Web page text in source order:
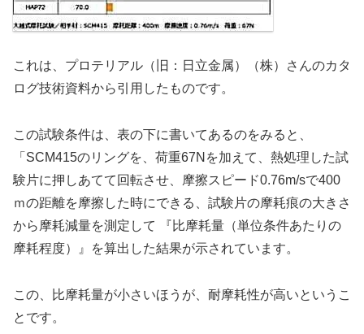
これは、プロテリアル（旧：日立金属）（株）さんのカタ
ログ技術資料から引用したものです。
この試験条件は、表の下に書いてあるのをみると、
「SCM415のリングを、荷重67Nを加えて、熱処理した試
験片に押しあてて回転させ、摩擦スピード0.76m/sで400
ｍの距離を摩擦した時にできる、試験片の摩耗痕の大きさ
から摩耗減量を測定して 『比摩耗量（単位条件あたりの
摩耗程度）』を算出した結果が示されています。
この、比摩耗量が小さいほうが、耐摩耗性が高いというこ
とです。